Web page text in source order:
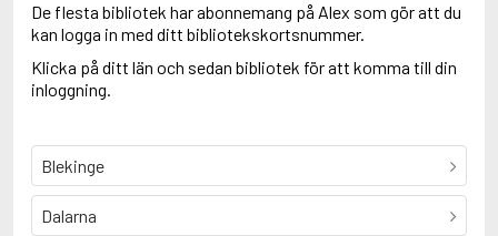
De flesta bibliotek har abonnemang på Alex som gör att du
kan logga in med ditt bibliotekskortsnummer.
Klicka på ditt län och sedan bibliotek för att komma till din
inloggning.
Blekinge
Dalarna